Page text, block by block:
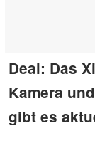
Deal: Das
Kamera
gibt es